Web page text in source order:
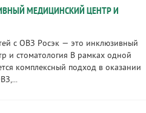
МЕДИЦИНСКИЙ ЦЕНТР И
с ОВЗ Росэк — это инклюзивный
и стоматология В рамках одной
комплексный подход в оказании